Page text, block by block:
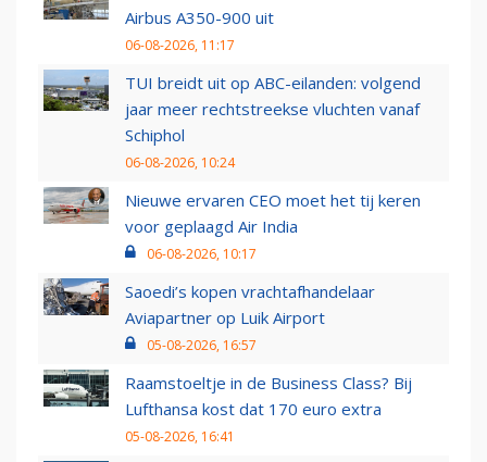
Airbus A350-900 uit
06-08-2026, 11:17
TUI breidt uit op ABC-eilanden: volgend
jaar meer rechtstreekse vluchten vanaf
Schiphol
06-08-2026, 10:24
Nieuwe ervaren CEO moet het tij keren
voor geplaagd Air India
06-08-2026, 10:17
Saoedi’s kopen vrachtafhandelaar
Aviapartner op Luik Airport
05-08-2026, 16:57
Raamstoeltje in de Business Class? Bij
Lufthansa kost dat 170 euro extra
05-08-2026, 16:41